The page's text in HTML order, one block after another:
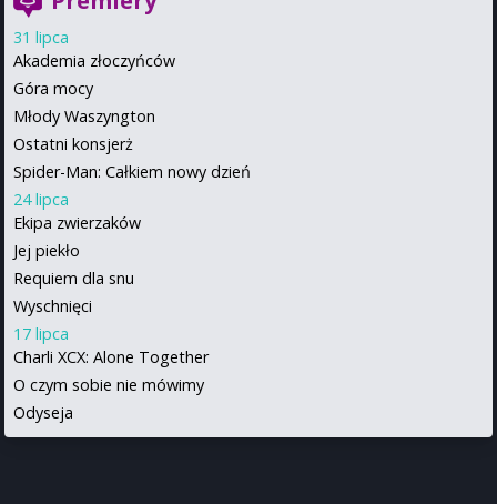
31 lipca
Akademia złoczyńców
Góra mocy
Młody Waszyngton
Ostatni konsjerż
Spider-Man: Całkiem nowy dzień
24 lipca
Ekipa zwierzaków
Jej piekło
Requiem dla snu
Wyschnięci
17 lipca
Charli XCX: Alone Together
O czym sobie nie mówimy
Odyseja